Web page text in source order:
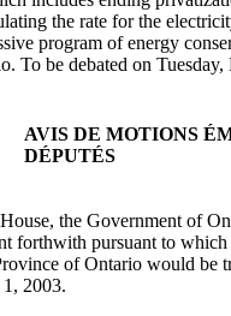
the rate for the
program of energy
To be debated on
AVIS DE MOTIONS
DÉPUTÉS
the Government of
forthwith pursuant to
of Ontario would be
2003.